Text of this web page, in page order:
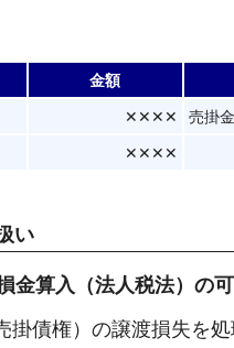
金額
✕✕✕✕ 売掛金
✕✕✕✕
い
金算入（法人税法）の
債権）の譲渡損失を処